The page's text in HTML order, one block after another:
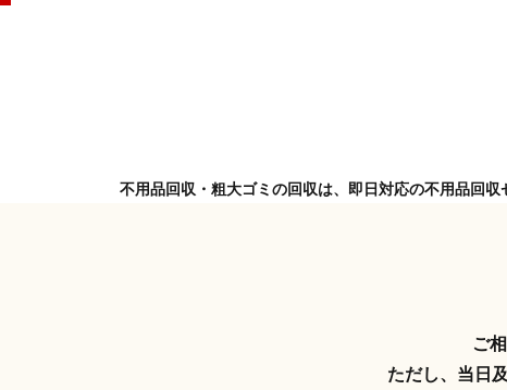
不用品回収・粗大ゴミの回収は、即日対応の不用品回収
ご
ただし、当日